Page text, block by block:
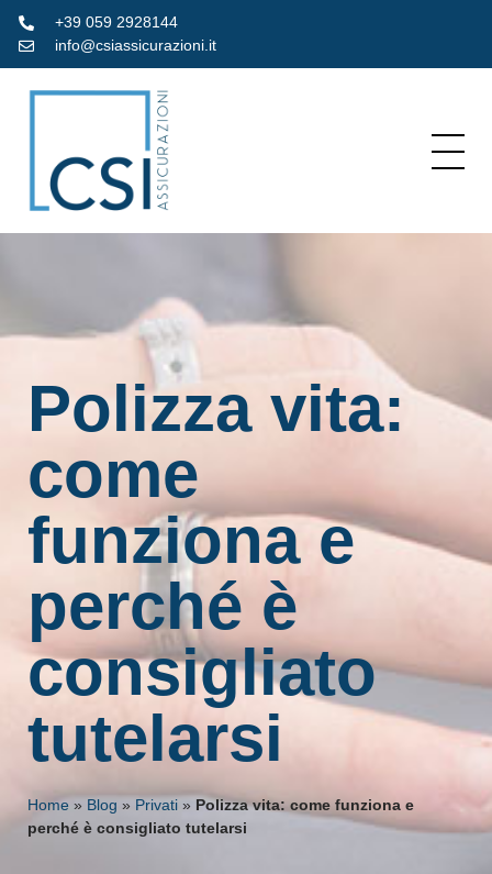
+39 059 2928144
info@csiassicurazioni.it
Polizza vita:
come
funziona e
perché è
consigliato
tutelarsi
Home » Blog » Privati » Polizza vita: come funziona e
perché è consigliato tutelarsi